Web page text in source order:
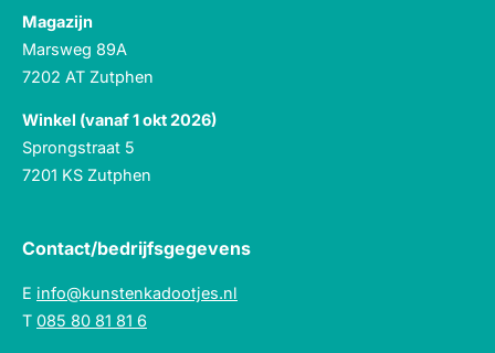
Magazijn
Marsweg 89A
7202 AT Zutphen
Winkel (vanaf 1 okt 2026)
Sprongstraat 5
7201 KS Zutphen
Contact/bedrijfsgegevens
E info@kunstenkadootjes.nl
T 085 80 81 81 6